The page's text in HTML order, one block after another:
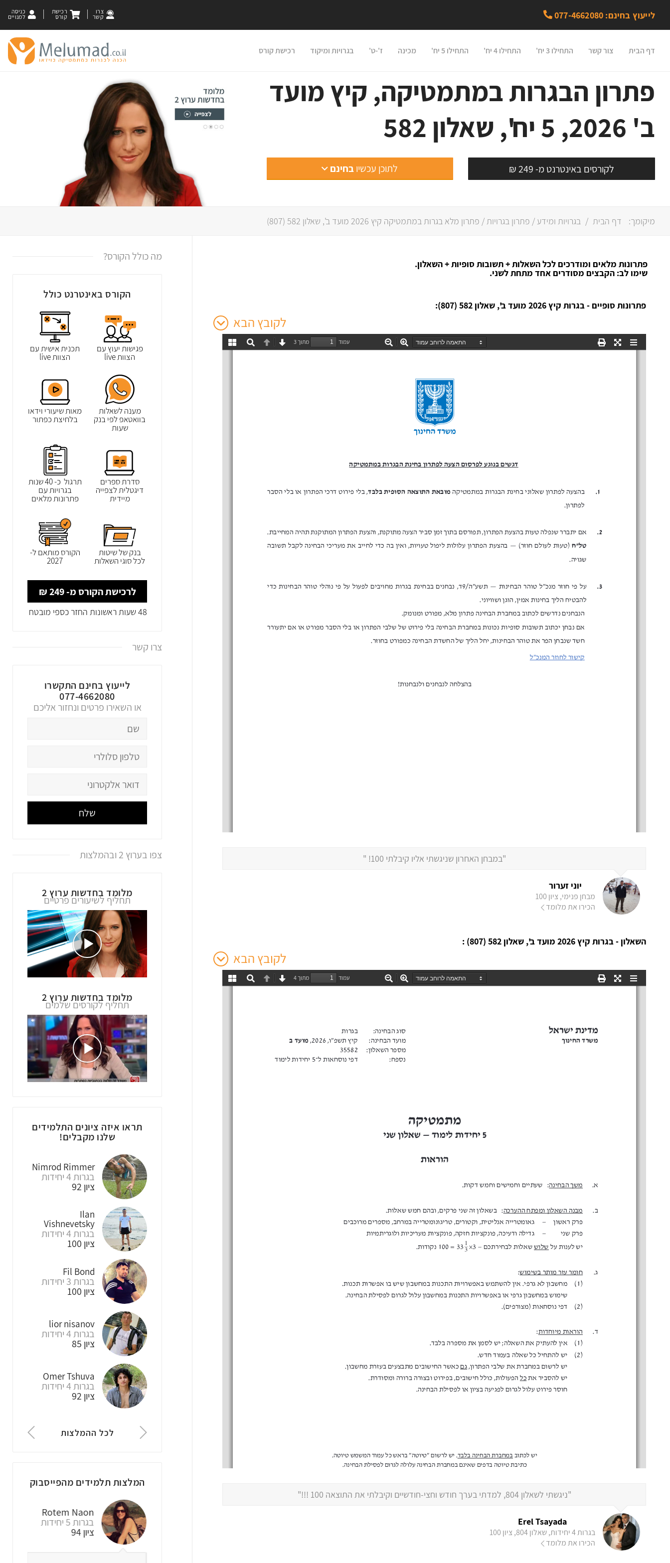
כניסה
למנויים
רכישת
קורס
צרו
קשר לייעוץ בחינם: 077-4662080
דף הבית צור קשר התחילו 3 יח' התחילו 4 יח' התחילו 5 יח' מכינה ז'-ט' בגרויות ומיקוד רכישת קורס
פתרון הבגרות במתמטיקה, קיץ מועד
ב' 2026, 5 יח', שאלון 582
לקורסים באינטרנט מ- 249 ₪ לתוכן עכשיובחינם
מיקומך: דף הבית / בגרויות ומידע / פתרון בגרויות/ פתרון מלא בגרות במתמטיקה קיץ 2026 מועד ב', שאלון 582 (807)
פתרונות מלאים ומודרכים לכל השאלות + תשובות סופיות + השאלון.
שימו לב: הקבצים מסודרים אחד מתחת לשני.
פתרונות סופיים - בגרות קיץ 2026 מועד ב', שאלון 582 (807):
לקובץ הבא
"במבחן האחרון שניגשתי אליו קיבלתי 100! "
יוני זערור
מבחן פנימי, ציון 100
הכירו את מלומד
השאלון - בגרות קיץ 2026 מועד ב', שאלון 582 (807) :
לקובץ הבא
"ניגשתי לשאלון 804, למדתי בערך חודש וחצי-חודשיים וקיבלתי את התוצאה 100 !!!"
Erel Tsayada
בגרות 4 יחידות, שאלון 804, ציון 100
הכירו את מלומד
מה כולל הקורס?
הקורס באינטרנט כולל
פגישות יעוץ עם
הצוות live
תכנית אישית עם
הצוות live
מענה לשאלות
בוואטאפ לפי בנק
שעות
מאות שיעורי וידאו
בלחיצת כפתור
סדרת ספרים
דיגטלית לצפייה
מיידית
תרגול כ- 40 שנות
בגרויות עם
פתרונות מלאים
בנק של שיטות
לכל סוגי השאלות
הקורס מותאם ל-
2027
לרכישת הקורס מ- 249 ₪
48 שעות ראשונות החזר כספי מובטח
צרו קשר
לייעוץ בחינם התקשרו
077-4662080
או השאירו פרטים ונחזור אליכם
שלח
צפו בערוץ 2 ובהמלצות
מלומד בחדשות ערוץ 2
תחליף לשיעורים פרטיים
מלומד בחדשות ערוץ 2
תחליף לקורסים שלמים
תראו איזה ציונים התלמידים
שלנו מקבלים!
Levi Michael
בגרות שאלון 805
ציון 100
Osher Solimany
בגרות שאלון 806
ציון 99
Ariel Kanunchi
בגרות שאלון 804
ציון 95
Rotem Naon
בגרות 5 יחידות
ציון 94
Yonatan Rudin
בגרות 5 יחידות
ציון 94
Orr Ettinger
בגרות 4 יחידות
ציון 99
uri cafri
בגרות 5 יחידות
ציון 90
Ishai Meir
בגרות 5 יחידות
ציון 95
Michelle Apelker
בגרות 5 יחידות
ציון 96
Oz Elharar
בגרות 3 יחידות
ציון 100
Nimrod Rimmer
בגרות 4 יחידות
ציון 92
Ilan
Vishnevetsky
בגרות 4 יחידות
ציון 100
Fil Bond
בגרות 3 יחידות
ציון 100
lior nisanov
בגרות 4 יחידות
ציון 85
Omer Tshuva
בגרות 4 יחידות
ציון 92
לכל ההמלצות
המלצות תלמידים מהפייסבוק
Rotem Naon
בגרות 5 יחידות
ציון 94